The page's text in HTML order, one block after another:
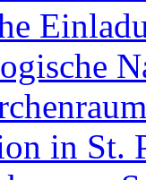
in St.